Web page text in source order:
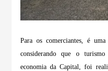
Para os comerciantes, é
considerando que o
economia da Capital, foi